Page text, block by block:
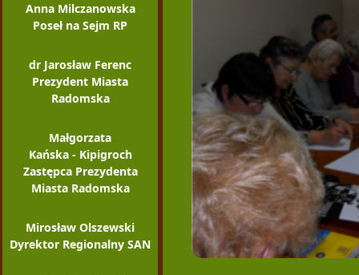
Anna Milczanowska
Poseł na Sejm RP
dr Jarosław Ferenc
Prezydent Miasta
Radomska
Małgorzata
Kańska - Kipigroch
Zastępca Prezydenta
Miasta Radomska
Mirosław Olszewski
Dyrektor Regionalny SAN